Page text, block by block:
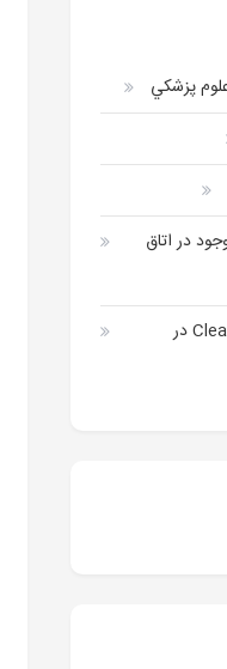
پزشكي
در اتاق
استانداردهای طراحی Clean room در